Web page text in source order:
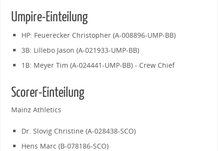
Umpire-Einteilung
HP: Feuerecker Christopher (A-008896-UMP-BB)
3B: Lillebo Jason (A-021933-UMP-BB)
1B: Meyer Tim (A-024441-UMP-BB) - Crew Chief
Scorer-Einteilung
Mainz Athletics
Dr. Slovig Christine (A-028438-SCO)
Hens Marc (B-078186-SCO)